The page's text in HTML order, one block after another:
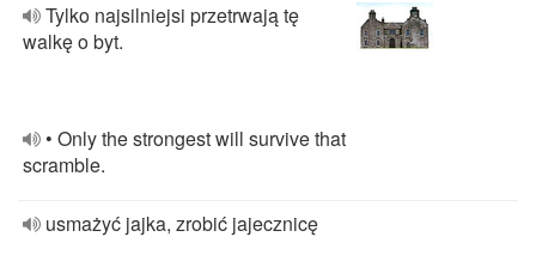
Tylko najsilniejsi przetrwają tę
walkę o byt.
• Only the strongest will survive that
scramble.
usmażyć jajka, zrobić jajecznicę